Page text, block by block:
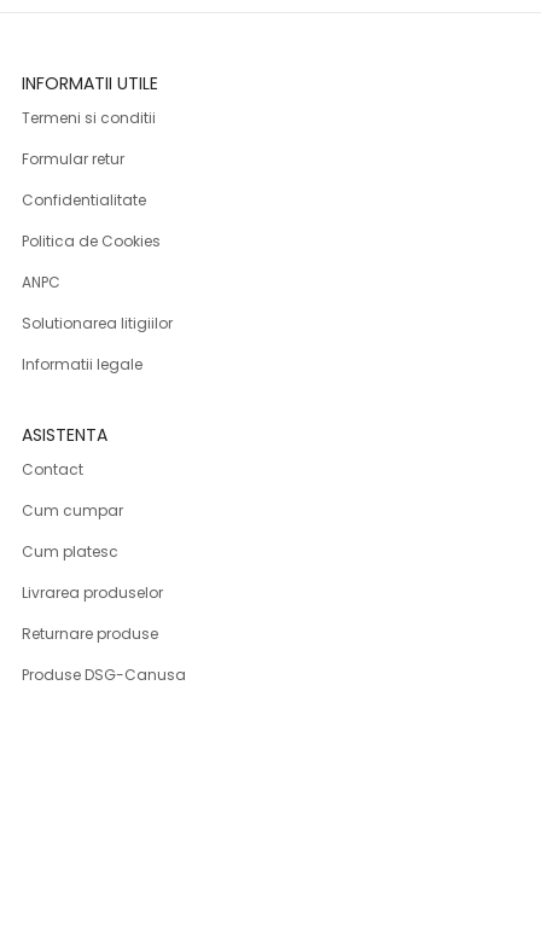
INFORMATII UTILE
Termeni si conditii
Formular retur
Confidentialitate
Politica de Cookies
ANPC
Solutionarea litigiilor
Informatii legale
ASISTENTA
Contact
Cum cumpar
Cum platesc
Livrarea produselor
Returnare produse
Produse DSG-Canusa